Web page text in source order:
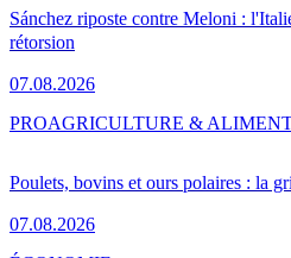
Sánchez riposte contre Meloni :
rétorsion
07.08.2026
Poulets, bovins et ours polaires : la
07.08.2026
PROAGRICULTURE &